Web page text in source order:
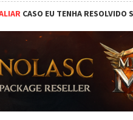
CASO EU TENHA RESOLVIDO